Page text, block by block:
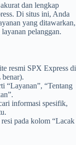
dan lengkap
Di situs ini, Anda
yang ditawarkan,
pelanggan.
resmi SPX Express di
“Layanan”, “Tentang
informasi spesifik,
pada kolom “Lacak